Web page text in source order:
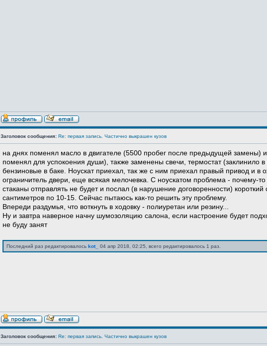
Заголовок сообщения: Re: первая запись. Частично выкрашен кузов
на днях поменял масло в двигателе (5500 пробег после предыдущей замены) и
поменял для успокоения души), также заменены свечи, термостат (заклинило
бензиновые в баке. Ноускат приехал, так же с ним приехал правый привод и в
ограничитель двери, еще всякая мелочевка. С ноускатом проблема - почему-
стаканы отправлять не будет и послал (в нарушение договоренности) короткий
сантиметров по 10-15. Сейчас пытаюсь как-то решить эту проблему.
Впереди раздумья, что воткнуть в ходовку - полиуретан или резину...
Ну и завтра наверное начну шумозоляцию салона, если настроение будет
не буду занят
Последний раз редактировалось kot_ 04 апр 2018, 02:25, всего редактировалось 1 раз.
Заголовок сообщения: Re: первая запись. Частично выкрашен кузов